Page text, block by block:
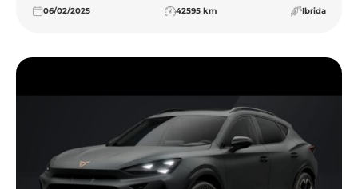
06/02/2025 42595 km Ibrida